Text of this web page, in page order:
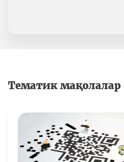
Тематик мақолалар